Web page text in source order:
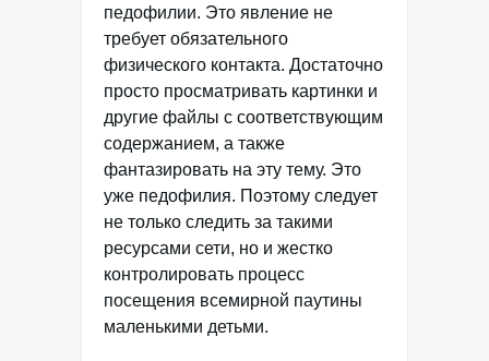
педофилии. Это явление не
требует обязательного
физического контакта. Достаточно
просто просматривать картинки и
другие файлы с соответствующим
содержанием, а также
фантазировать на эту тему. Это
уже педофилия. Поэтому следует
не только следить за такими
ресурсами сети, но и жестко
контролировать процесс
посещения всемирной паутины
маленькими детьми.